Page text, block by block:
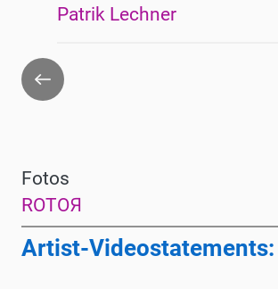
Patrik Lechner
Zurück
Fotos
ROTOЯ
Artist-Videostatements: